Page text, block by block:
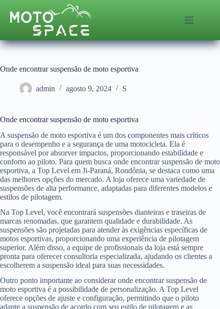
para
Onde encontrar suspensão de moto esportiva
admin agosto 9, 2024 S
Onde encontrar suspensão de moto esportiva
A suspensão de moto esportiva é um dos componentes mais críticos
para o desempenho e a segurança de uma motocicleta. Ela é
responsável por absorver impactos, proporcionando estabilidade e
conforto ao piloto. Para quem busca onde encontrar suspensão de moto
esportiva, a Top Level em Ji-Paraná, Rondônia, se destaca como uma
das melhores opções do mercado. A loja oferece uma variedade de
suspensões de alta performance, adaptadas para diferentes modelos e
estilos de pilotagem.
Na Top Level, você encontrará suspensões dianteiras e traseiras de
marcas renomadas, que garantem qualidade e durabilidade. As
suspensões são projetadas para atender às exigências específicas de
motos esportivas, proporcionando uma experiência de pilotagem
superior. Além disso, a equipe de profissionais da loja está sempre
pronta para oferecer consultoria especializada, ajudando os clientes a
escolherem a suspensão ideal para suas necessidades.
Outro ponto importante ao considerar onde encontrar suspensão de
moto esportiva é a possibilidade de personalização. A Top Level
oferece opções de ajuste e configuração, permitindo que o piloto
adapte a suspensão de acordo com seu estilo de pilotagem e as